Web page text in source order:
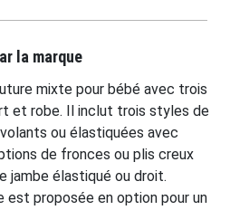
la marque
mixte pour bébé avec trois
et robe. Il inclut trois styles de
ou élastiquées avec
de fronces ou plis creux
jambe élastiqué ou droit.
est proposée en option pour un